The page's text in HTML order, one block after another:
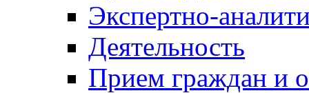
Экспертно-
Деятельность
Прием граждан и